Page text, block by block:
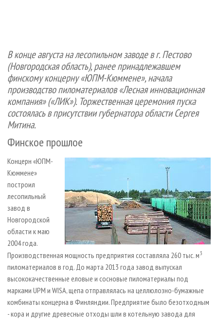
ПРОИЗВОДСТВО МЕБЕЛИ
БИОЭНЕРГЕТИКА
ЦБП
ИНСТРУМЕНТ И МАТЕРИАЛЫ
ПРИОРИТЕТНЫЕ ИНВЕСТПРОЕКТЫ
RUSSIAN FORESTRY REVIEW
ГАЗЕТА ЛЕСПРОМФОРУМ
БИБЛИОТЕКА СПЕЦИАЛИСТА
В конце августа на лесопильном заводе в г. Пестово
(Новгородская область), ранее принадлежавшем
финскому концерну «ЮПМ-Кюммене», начала
производство пиломатериалов «Лесная инновационная
компания» («ЛИК»). Торжественная церемония пуска
состоялась в присутствии губернатора области Сергея
Митина.
Финское прошлое
Концерн «ЮПМ-
Кюммене»
построил
лесопильный
завод в
Новгородской
области к маю
2004 года.
Производственная мощность предприятия составляла 260 тыс. м3
пиломатериалов в год. До марта 2013 года завод выпускал
высококачественные еловые и сосновые пиломатериалы под
марками UPM и WISA, щепа отправлялась на целлюлозно-бумажные
комбинаты концерна в Финляндии. Предприятие было безотходным
- кора и другие древесные отходы шли в котельную завода для